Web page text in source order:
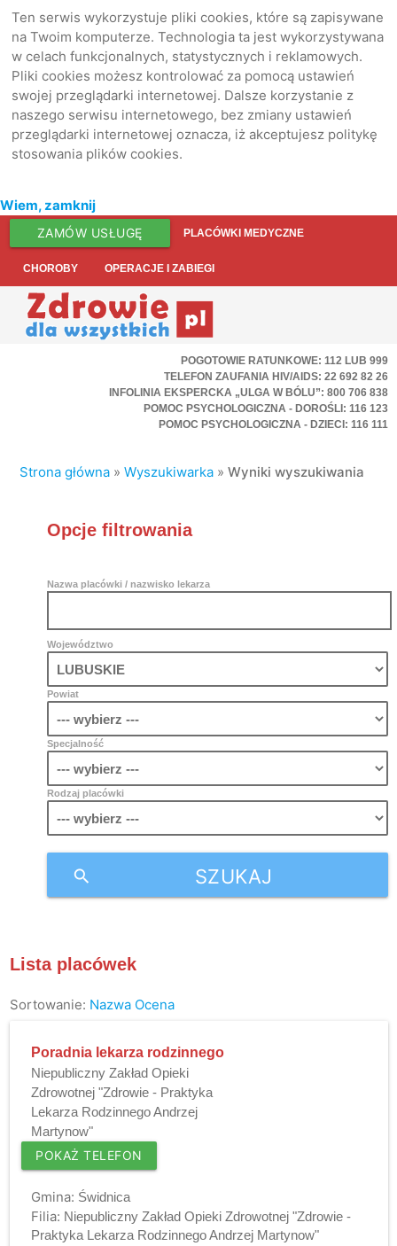
Ten serwis wykorzystuje pliki cookies, które są zapisywane
na Twoim komputerze. Technologia ta jest wykorzystywana
w celach funkcjonalnych, statystycznych i reklamowych.
Pliki cookies możesz kontrolować za pomocą ustawień
swojej przeglądarki internetowej. Dalsze korzystanie z
naszego serwisu internetowego, bez zmiany ustawień
przeglądarki internetowej oznacza, iż akceptujesz politykę
stosowania plików cookies.
Wiem, zamknij
ZAMÓW USŁUGĘ PLACÓWKI MEDYCZNE
CHOROBY OPERACJE I ZABIEGI
POGOTOWIE RATUNKOWE: 112 LUB 999
TELEFON ZAUFANIA HIV/AIDS: 22 692 82 26
INFOLINIA EKSPERCKA „ULGA W BÓLU”: 800 706 838
POMOC PSYCHOLOGICZNA - DOROŚLI: 116 123
POMOC PSYCHOLOGICZNA - DZIECI: 116 111
Strona główna »Wyszukiwarka »Wyniki wyszukiwania
Opcje filtrowania
Nazwa placówki / nazwisko lekarza
Województwo
Powiat
Specjalność
Rodzaj placówki
SZUKAJ
search
Lista placówek
Sortowanie: Nazwa Ocena
Poradnia lekarza rodzinnego
Niepubliczny Zakład Opieki
Zdrowotnej "Zdrowie - Praktyka
Lekarza Rodzinnego Andrzej
Martynow"
POKAŻ TELEFON
Gmina: Świdnica
Filia: Niepubliczny Zakład Opieki Zdrowotnej "Zdrowie -
Praktyka Lekarza Rodzinnego Andrzej Martynow"